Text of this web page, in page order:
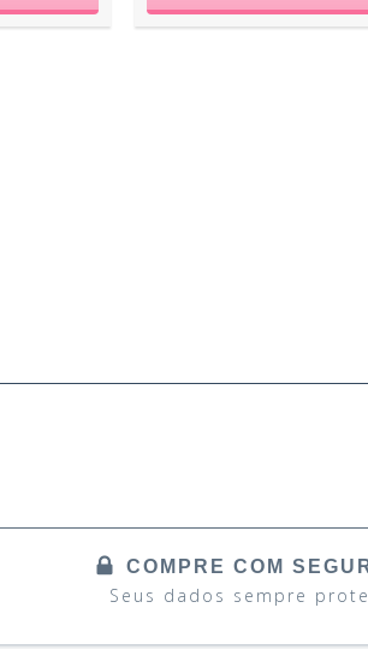
COMPRE COM
Seus dados sempre